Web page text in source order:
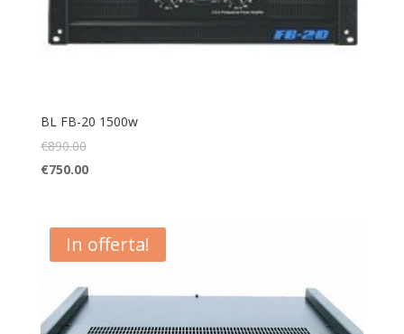
BL FB-20 1500w
€890.00
€750.00
In offerta!